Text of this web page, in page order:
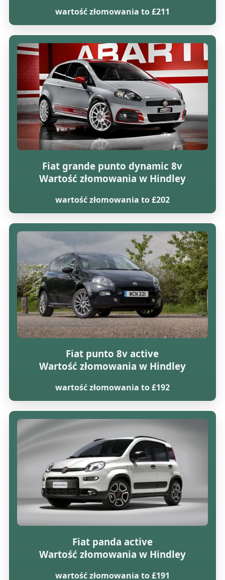
wartość złomowania to £211
Fiat grande punto dynamic 8v
Wartość złomowania w Hindley
wartość złomowania to £202
Fiat punto 8v active
Wartość złomowania w Hindley
wartość złomowania to £192
Fiat panda active
Wartość złomowania w Hindley
wartość złomowania to £191